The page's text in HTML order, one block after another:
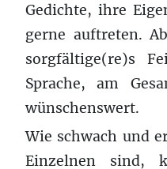
Gedichte, ihre
gerne auftreten.
sorgfältige(re)s
Sprache, am
wünschenswert.
Wie schwach und
Einzelnen sind,